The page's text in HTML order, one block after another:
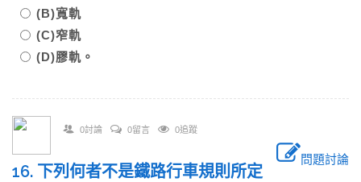
(B)寬軌
(C)窄軌
(D)膠軌。
0討論 0留言 0追蹤
問題討論
16. 下列何者不是鐵路行車規則所定